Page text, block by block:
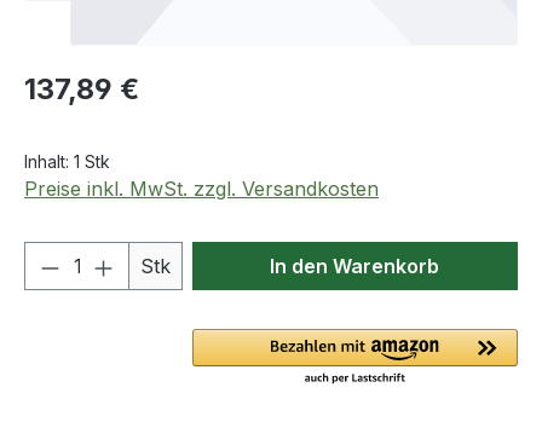
Regulärer Preis:
137,89 €
Inhalt: 1 Stk
Preise inkl. MwSt. zzgl. Versandkosten
Produkt Anzahl: Gib den
Stk In den Warenkorb